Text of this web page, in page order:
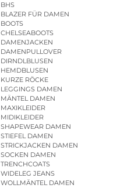
BHS
BLAZER FÜR DAMEN
BOOTS
CHELSEABOOTS
DAMENJACKEN
DAMENPULLOVER
DIRNDLBLUSEN
HEMDBLUSEN
KURZE RÖCKE
LEGGINGS DAMEN
MÄNTEL DAMEN
MAXIKLEIDER
MIDIKLEIDER
SHAPEWEAR DAMEN
STIEFEL DAMEN
STRICKJACKEN DAMEN
SOCKEN DAMEN
TRENCHCOATS
WIDELEG JEANS
WOLLMÄNTEL DAMEN